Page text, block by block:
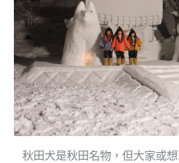
秋田犬是秋田名物，但大家或